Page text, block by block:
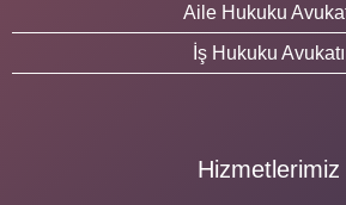
Aile Hukuku
İş Hukuku Avukatı
Hizmetlerimiz